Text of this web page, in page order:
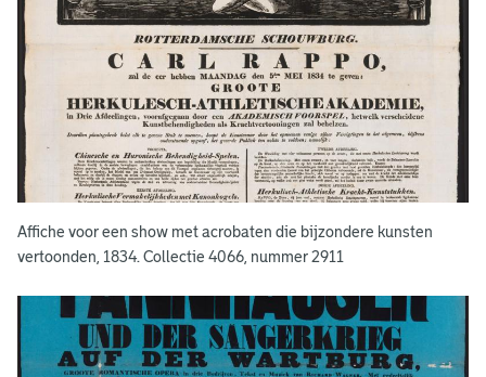
n
a
ff
i
c
e
s
Affiche voor een show met acrobaten die bijzondere kunsten
vertoonden, 1834. Collectie 4066, nummer 2911